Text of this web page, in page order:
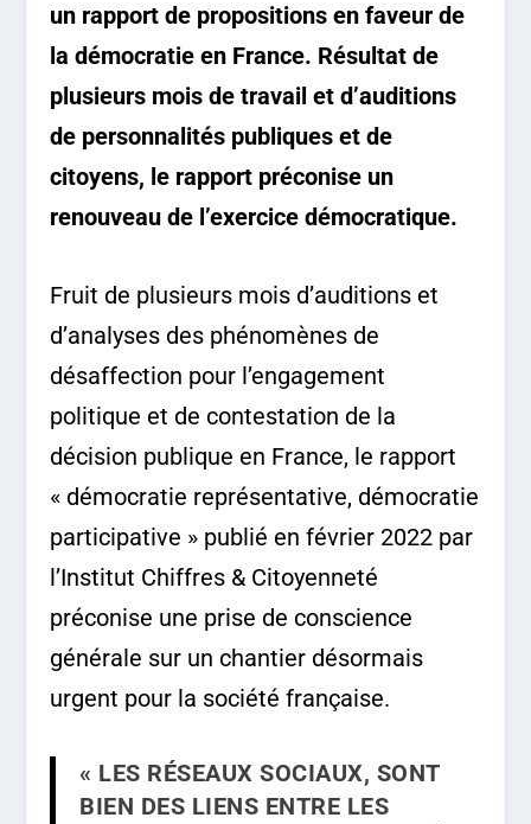
un rapport de propositions en faveur de
la démocratie en France. Résultat de
plusieurs mois de travail et d’auditions
de personnalités publiques et de
citoyens, le rapport préconise un
renouveau de l’exercice démocratique.
Fruit de plusieurs mois d’auditions et
d’analyses des phénomènes de
désaffection pour l’engagement
politique et de contestation de la
décision publique en France, le rapport
« démocratie représentative, démocratie
participative » publié en février 2022 par
l’Institut Chiffres & Citoyenneté
préconise une prise de conscience
générale sur un chantier désormais
urgent pour la société française.
« LES RÉSEAUX SOCIAUX, SONT
BIEN DES LIENS ENTRE LES